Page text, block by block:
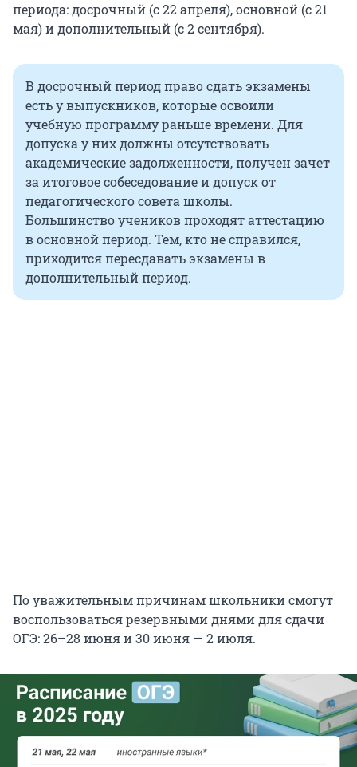
периода: досрочный (с 22 апреля), основной (с 21
мая) и дополнительный (с 2 сентября).
В досрочный период право сдать экзамены
есть у выпускников, которые освоили
учебную программу раньше времени. Для
допуска у них должны отсутствовать
академические задолженности, получен зачет
за итоговое собеседование и допуск от
педагогического совета школы.
Большинство учеников проходят аттестацию
в основной период. Тем, кто не справился,
приходится пересдавать экзамены в
дополнительный период.
По уважительным причинам школьники смогут
воспользоваться резервными днями для сдачи
ОГЭ: 26–28 июня и 30 июня — 2 июля.